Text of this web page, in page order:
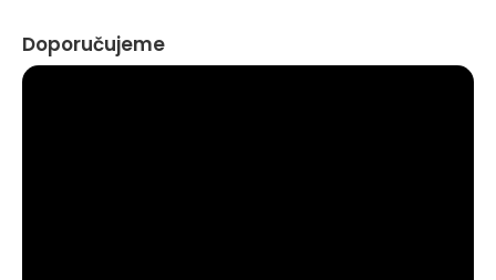
Doporučujeme